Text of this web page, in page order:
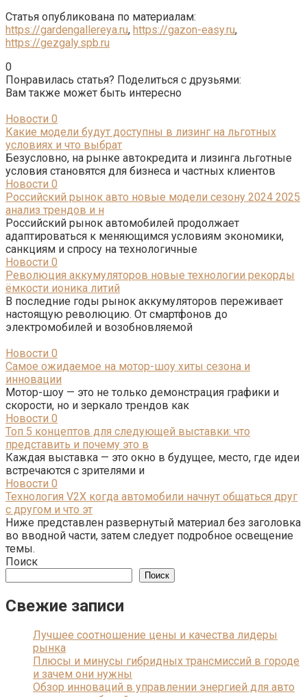
Статья опубликована по материалам:
https://gardengallereya.ru, https://gazon-easy.ru,
https://gezgaly.spb.ru
0
Понравилась статья? Поделиться с друзьями:
Вам также может быть интересно
Новости 0
Какие модели будут доступны в лизинг на льготных
условиях и что выбрат
Безусловно, на рынке автокредита и лизинга льготные
условия становятся для бизнеса и частных клиентов
Новости 0
Российский рынок авто новые модели сезону 2024 2025
анализ трендов и н
Российский рынок автомобилей продолжает
адаптироваться к меняющимся условиям экономики,
санкциям и спросу на технологичные
Новости 0
Революция аккумуляторов новые технологии рекорды
ёмкости ионика литий
В последние годы рынок аккумуляторов переживает
настоящую революцию. От смартфонов до
электромобилей и возобновляемой
Новости 0
Самое ожидаемое на мотор-шоу хиты сезона и
инновации
Мотор-шоу — это не только демонстрация графики и
скорости, но и зеркало трендов как
Новости 0
Топ 5 концептов для следующей выставки: что
представить и почему это в
Каждая выставка — это окно в будущее, место, где идеи
встречаются с зрителями и
Новости 0
Технология V2X когда автомобили начнут общаться друг
с другом и что эт
Ниже представлен развернутый материал без заголовка
во вводной части, затем следует подробное освещение
темы.
Поиск
Поиск
Свежие записи
Лучшее соотношение цены и качества лидеры
рынка
Плюсы и минусы гибридных трансмиссий в городе
и зачем они нужны
Обзор инноваций в управлении энергией для авто